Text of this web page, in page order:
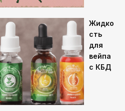
Жидко
сть
для
вейпа
с КБД